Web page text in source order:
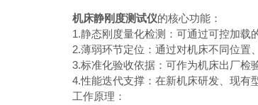
机床静刚度测试仪的核心功能：
1.静态刚度量化检测：可通过可控加载的
2.薄弱环节定位：通过对机床不同位置、
3.标准化验收依据：可作为机床出厂检验
4.性能迭代支撑：在新机床研发、现有型
工作原理：